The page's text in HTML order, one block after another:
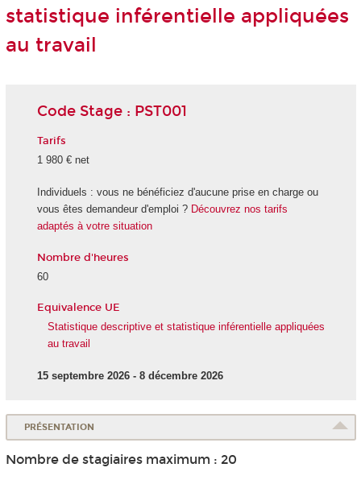
statistique inférentielle appliquées
au travail
Code Stage : PST001
Tarifs
1 980 € net
Individuels : vous ne bénéficiez d'aucune prise en charge ou
vous êtes demandeur d'emploi ? Découvrez nos tarifs
adaptés à votre situation
Nombre d'heures
60
Equivalence UE
Statistique descriptive et statistique inférentielle appliquées
au travail
15 septembre 2026 - 8 décembre 2026
PRÉSENTATION
Nombre de stagiaires maximum : 20